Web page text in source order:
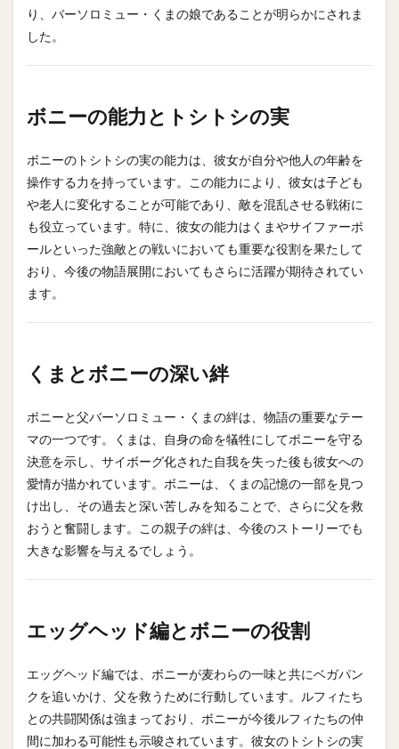
り、バーソロミュー・くまの娘であることが明らかにされま
した。
ボニーの能力とトシトシの実
ボニーのトシトシの実の能力は、彼女が自分や他人の年齢を
操作する力を持っています。この能力により、彼女は子ども
や老人に変化することが可能であり、敵を混乱させる戦術に
も役立っています。特に、彼女の能力はくまやサイファーポ
ールといった強敵との戦いにおいても重要な役割を果たして
おり、今後の物語展開においてもさらに活躍が期待されてい
ます。
くまとボニーの深い絆
ボニーと父バーソロミュー・くまの絆は、物語の重要なテー
マの一つです。くまは、自身の命を犠牲にしてボニーを守る
決意を示し、サイボーグ化された自我を失った後も彼女への
愛情が描かれています。ボニーは、くまの記憶の一部を見つ
け出し、その過去と深い苦しみを知ることで、さらに父を救
おうと奮闘します。この親子の絆は、今後のストーリーでも
大きな影響を与えるでしょう。
エッグヘッド編とボニーの役割
エッグヘッド編では、ボニーが麦わらの一味と共にベガパン
クを追いかけ、父を救うために行動しています。ルフィたち
との共闘関係は強まっており、ボニーが今後ルフィたちの仲
間に加わる可能性も示唆されています。彼女のトシトシの実